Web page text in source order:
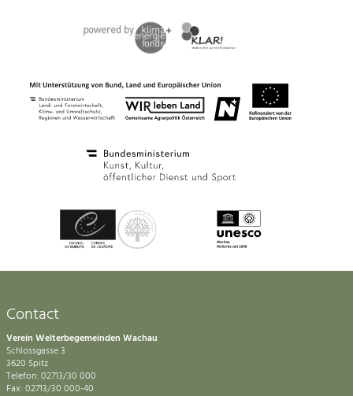
Contact
Verein Welterbegemeinden Wachau
Schlossgasse 3
3620 Spitz
Telefon: 02713/30 000
Fax: 02713/30 000-40